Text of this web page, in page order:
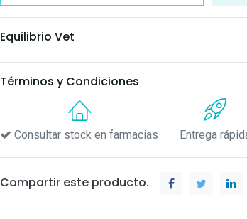
Equilibrio Vet
Términos y Condiciones
Consultar stock en farmacias Entrega
Compartir este producto.